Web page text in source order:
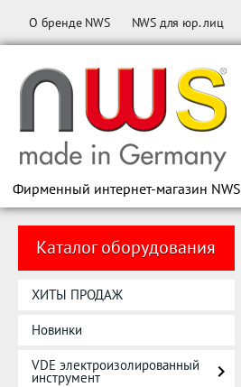
О бренде NWS NWS для юр. лиц
Фирменный интернет-магазин NWS
Каталог оборудования
ХИТЫ ПРОДАЖ
Новинки
VDE электроизолированный
инструмент